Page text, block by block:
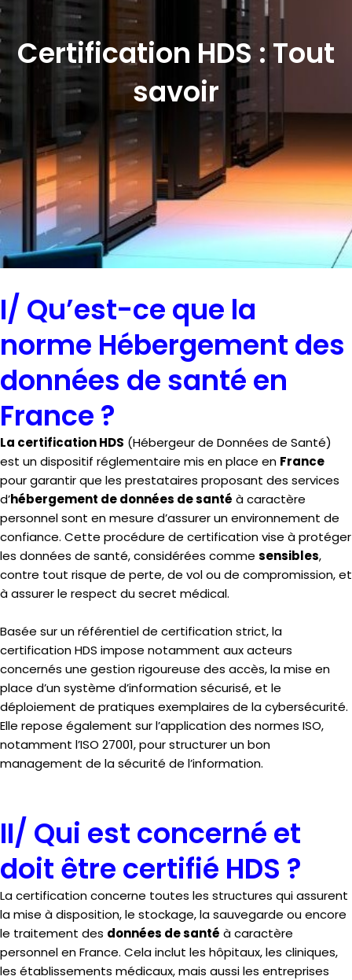
Certification HDS : Tout
savoir
I/ Qu’est-ce que la
norme Hébergement des
données de santé en
France ?
La certification HDS (Hébergeur de Données de Santé)
est un dispositif réglementaire mis en place en France
pour garantir que les prestataires proposant des services
d’hébergement de données de santé à caractère
personnel sont en mesure d’assurer un environnement de
confiance. Cette procédure de certification vise à protéger
les données de santé, considérées comme sensibles,
contre tout risque de perte, de vol ou de compromission, et
à assurer le respect du secret médical.
Basée sur un référentiel de certification strict, la
certification HDS impose notamment aux acteurs
concernés une gestion rigoureuse des accès, la mise en
place d’un système d’information sécurisé, et le
déploiement de pratiques exemplaires de la cybersécurité.
Elle repose également sur l’application des normes ISO,
notamment l’ISO 27001, pour structurer un bon
management de la sécurité de l’information.
II/ Qui est concerné et
doit être certifié HDS ?
La certification concerne toutes les structures qui assurent
la mise à disposition, le stockage, la sauvegarde ou encore
le traitement des données de santé à caractère
personnel en France. Cela inclut les hôpitaux, les cliniques,
les établissements médicaux, mais aussi les entreprises